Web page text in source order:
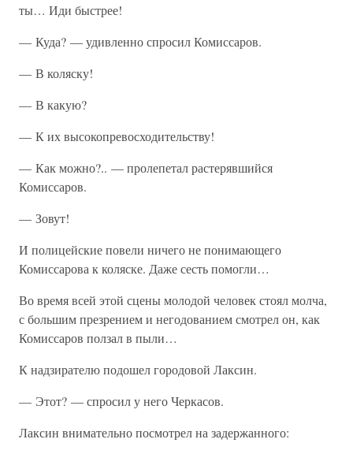
ты… Иди быстрее!
— Куда? — удивленно спросил Комиссаров.
— В коляску!
— В какую?
— К их высокопревосходительству!
— Как можно?.. — пролепетал растерявшийся
Комиссаров.
— Зовут!
И полицейские повели ничего не понимающего
Комиссарова к коляске. Даже сесть помогли…
Во время всей этой сцены молодой человек стоял молча,
с большим презрением и негодованием смотрел он, как
Комиссаров ползал в пыли…
К надзирателю подошел городовой Лаксин.
— Этот? — спросил у него Черкасов.
Лаксин внимательно посмотрел на задержанного: